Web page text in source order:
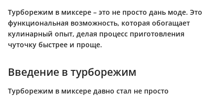
Турборежим в миксере – это не просто дань моде. Это
функциональная возможность, которая обогащает
кулинарный опыт, делая процесс приготовления
чуточку быстрее и проще.
Введение в турборежим
Турборежим в миксере давно стал не просто